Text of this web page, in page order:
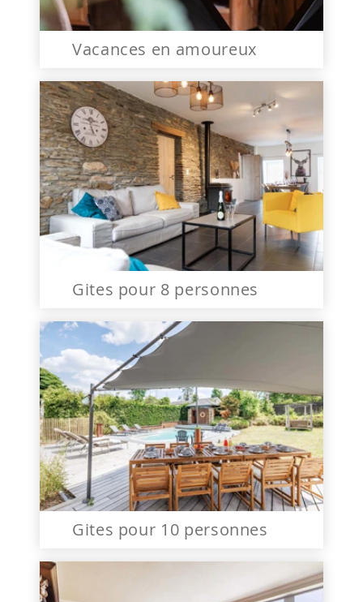
Vacances en amoureux
Gites pour 8 personnes
Gites pour 10 personnes